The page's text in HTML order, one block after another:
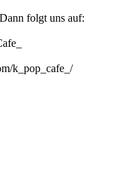
folgt uns auf:
k_pop_cafe_/